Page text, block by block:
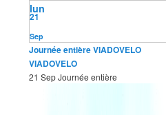
Sep
21
lun
Journée entièreVIADOVELO
VIADOVELO
21 SepJournée entière